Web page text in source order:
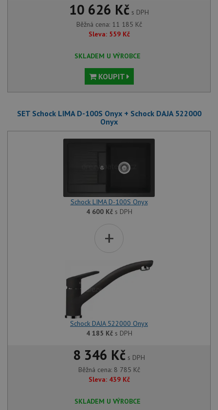
10 626 Kč s DPH
Běžná cena: 11 185 Kč
Sleva: 559 Kč
SKLADEM U VÝROBCE
KOUPIT
SET Schock LIMA D-100S Onyx + Schock DAJA 522000
Onyx
Schock LIMA D-100S Onyx
4 600 Kčs DPH
+
Schock DAJA 522000 Onyx
4 185 Kčs DPH
8 346 Kč s DPH
Běžná cena: 8 785 Kč
Sleva: 439 Kč
SKLADEM U VÝROBCE